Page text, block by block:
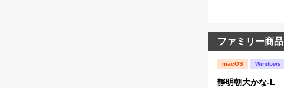
ファミリー商品
macOS Windows
靜明朝大かな-L